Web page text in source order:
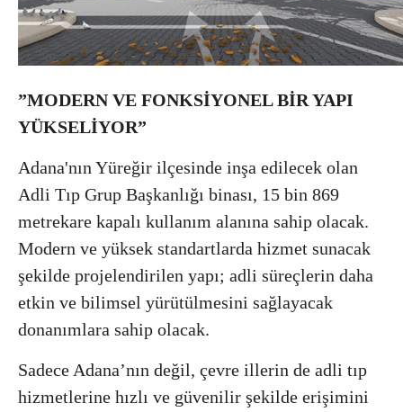
”MODERN VE FONKSİYONEL BİR YAPI
YÜKSELİYOR”
Adana'nın Yüreğir ilçesinde inşa edilecek olan
Adli Tıp Grup Başkanlığı binası, 15 bin 869
metrekare kapalı kullanım alanına sahip olacak.
Modern ve yüksek standartlarda hizmet sunacak
şekilde projelendirilen yapı; adli süreçlerin daha
etkin ve bilimsel yürütülmesini sağlayacak
donanımlara sahip olacak.
Sadece Adana’nın değil, çevre illerin de adli tıp
hizmetlerine hızlı ve güvenilir şekilde erişimini